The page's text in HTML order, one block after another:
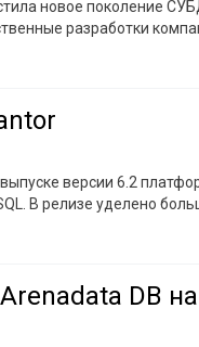
новое поколение
разработки
версии 6.2
В релизе уделено
DB